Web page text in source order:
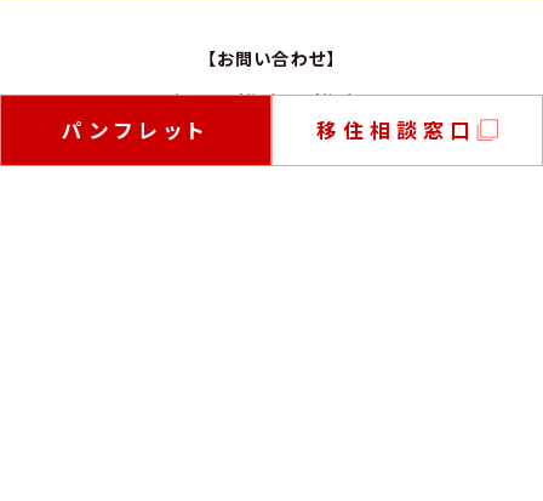
パンフレット 移住相談窓口
【お問い合わせ】
愛知県 総務局 総務部
市町村課 地域振興室
市町村行政支援グループ